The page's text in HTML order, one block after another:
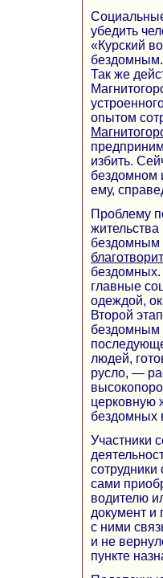
убедить
«Курский
Так же
опытом
избить.
бездомном
ему,
Проблему
бездомным
главные
одеждой,
Второй
бездомным
людей,
русло, —
церковную
бездомных
Участники
сотрудники
сами
водителю
документ и
с ними
и не
пункте